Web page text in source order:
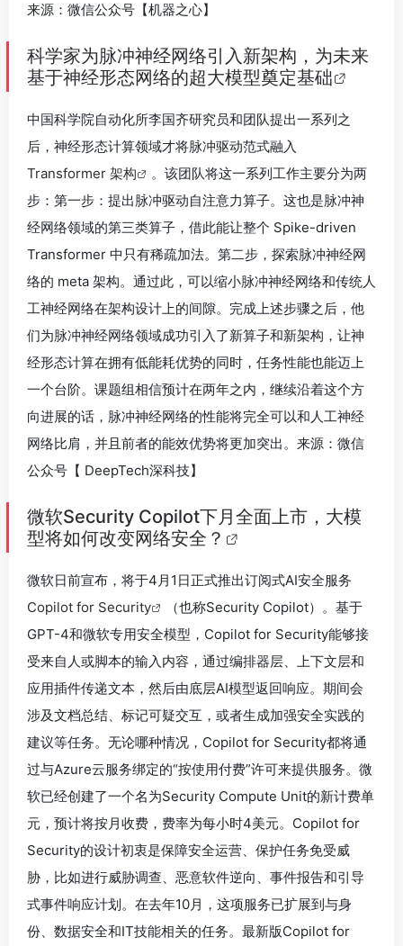
来源：微信公众号【机器之心】
科学家为脉冲神经网络引入新架构，为未来
基于神经形态网络的超大模型奠定基础
中国科学院自动化所李国齐研究员和团队提出一系列之
后，神经形态计算领域才将脉冲驱动范式融入
Transformer 架构
。该团队将这一系列工作主要分为两
步：第一步：提出脉冲驱动自注意力算子。这也是脉冲神
经网络领域的第三类算子，借此能让整个 Spike-driven
Transformer 中只有稀疏加法。第二步，探索脉冲神经网
络的 meta 架构。通过此，可以缩小脉冲神经网络和传统人
工神经网络在架构设计上的间隙。完成上述步骤之后，他
们为脉冲神经网络领域成功引入了新算子和新架构，让神
经形态计算在拥有低能耗优势的同时，任务性能也能迈上
一个台阶。课题组相信预计在两年之内，继续沿着这个方
向进展的话，脉冲神经网络的性能将完全可以和人工神经
网络比肩，并且前者的能效优势将更加突出。来源：微信
公众号【 DeepTech深科技】
微软Security Copilot下月全面上市，大模
型将如何改变网络安全？
微软日前宣布，将于4月1日正式推出订阅式AI安全服务
Copilot for Security
（也称Security Copilot）。基于
GPT-4和微软专用安全模型，Copilot for Security能够接
受来自人或脚本的输入内容，通过编排器层、上下文层和
应用插件传递文本，然后由底层AI模型返回响应。期间会
涉及文档总结、标记可疑交互，或者生成加强安全实践的
建议等任务。无论哪种情况，Copilot for Security都将通
过与Azure云服务绑定的“按使用付费”许可来提供服务。微
软已经创建了一个名为Security Compute Unit的新计费单
元，预计将按月收费，费率为每小时4美元。Copilot for
Security的设计初衷是保障安全运营、保护任务免受威
胁，比如进行威胁调查、恶意软件逆向、事件报告和引导
式事件响应计划。在去年10月，这项服务已扩展到与身
份、数据安全和IT技能相关的任务。最新版Copilot for